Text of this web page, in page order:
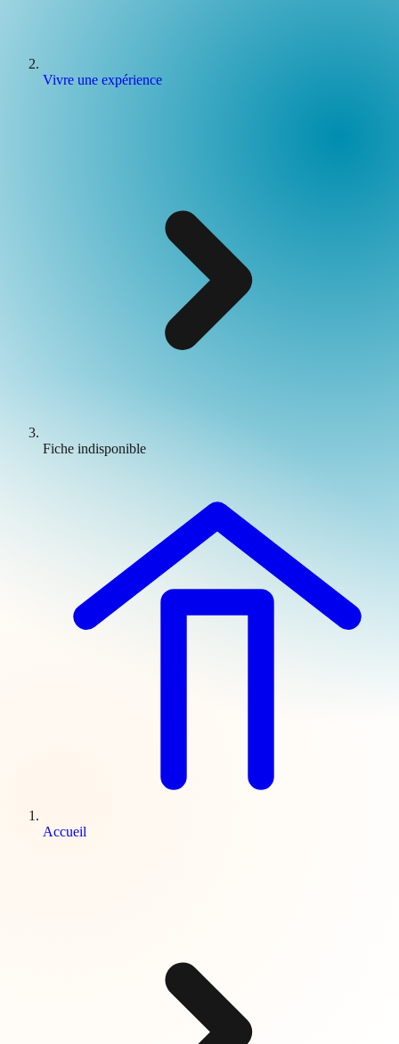
Vivre une expérience
Fiche indisponible
Accueil